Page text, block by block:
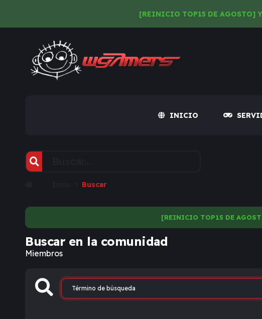
[REINICIO TOP15 DE AGOSTO]
INICIO
Buscar
[REINICIO TOP15 DE
Buscar en la comunidad
Miembros